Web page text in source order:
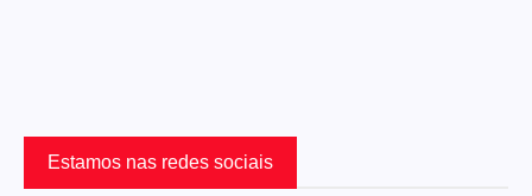
Estamos nas redes sociais